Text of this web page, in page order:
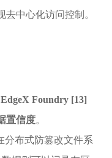
去中心化访问控制。
Foundry [13]
置信度。
分布式防篡改文件系